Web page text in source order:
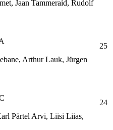
Jaan Tammeraid, Rudolf
Arthur Lauk, Jürgen
25
Pärtel Arvi, Liisi Liias,
24